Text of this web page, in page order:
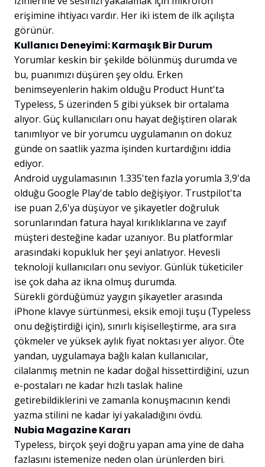
erişimine ihtiyacı vardır. Her iki istem de ilk açılışta
görünür.
Kullanıcı Deneyimi: Karmaşık Bir Durum
Yorumlar keskin bir şekilde bölünmüş durumda ve
bu, puanımızı düşüren şey oldu. Erken
benimseyenlerin hakim olduğu Product Hunt'ta
Typeless, 5 üzerinden 5 gibi yüksek bir ortalama
alıyor. Güç kullanıcıları onu hayat değiştiren olarak
tanımlıyor ve bir yorumcu uygulamanın on dokuz
günde on saatlik yazma işinden kurtardığını iddia
ediyor.
Android uygulamasının 1.335'ten fazla yorumla 3,9'da
olduğu Google Play'de tablo değişiyor. Trustpilot'ta
ise puan 2,6'ya düşüyor ve şikayetler doğruluk
sorunlarından fatura hayal kırıklıklarına ve zayıf
müşteri desteğine kadar uzanıyor. Bu platformlar
arasındaki kopukluk her şeyi anlatıyor. Hevesli
teknoloji kullanıcıları onu seviyor. Günlük tüketiciler
ise çok daha az ikna olmuş durumda.
Sürekli gördüğümüz yaygın şikayetler arasında
iPhone klavye sürtünmesi, eksik emoji tuşu (Typeless
onu değiştirdiği için), sınırlı kişiselleştirme, ara sıra
çökmeler ve yüksek aylık fiyat noktası yer alıyor. Öte
yandan, uygulamaya bağlı kalan kullanıcılar,
cilalanmış metnin ne kadar doğal hissettirdiğini, uzun
e-postaları ne kadar hızlı taslak haline
getirebildiklerini ve zamanla konuşmacının kendi
yazma stilini ne kadar iyi yakaladığını övdü.
Nubia Magazine Kararı
Typeless, birçok şeyi doğru yapan ama yine de daha
fazlasını istemenize neden olan ürünlerden biri.